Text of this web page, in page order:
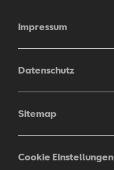
Impressum
Datenschutz
Sitemap
Cookie Einstellungen